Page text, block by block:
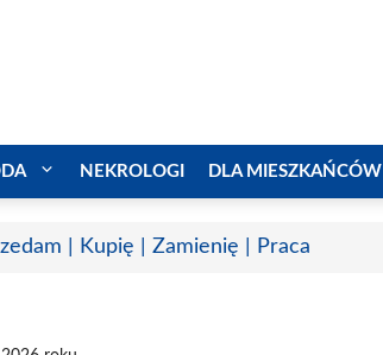
NEKROLOGI DLA MIESZKAŃCÓW
| Kupię | Zamienię | Praca